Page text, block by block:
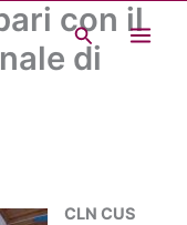
Cerca
con il
di
CLN CUS